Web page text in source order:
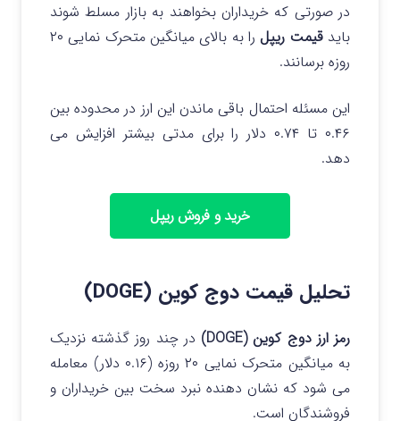
در صورتی که خریداران بخواهند به بازار مسلط شوند
باید قیمت ریپل
را به بالای میانگین متحرک نمایی ۲۰
روزه برسانند.
این مسئله احتمال باقی ماندن این ارز در محدوده بین
۰.۴۶ تا ۰.۷۴ دلار را برای مدتی بیشتر افزایش می
دهد.
خرید و فروش ریپل
تحلیل قیمت دوج کوین (DOGE)
رمز ارز دوج کوین (DOGE)
در چند روز گذشته نزدیک
به میانگین متحرک نمایی ۲۰ روزه (۰.۱۶ دلار) معامله
می شود که نشان دهنده نبرد سخت بین خریداران و
فروشندگان است.